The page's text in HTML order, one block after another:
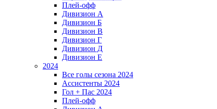
Плей-офф
Дивизион A
Дивизион Б
Дивизион В
Дивизион Г
Дивизион Д
Дивизион Е
2024
Все голы сезона 2024
Ассистенты 2024
Гол + Пас 2024
Плей-офф